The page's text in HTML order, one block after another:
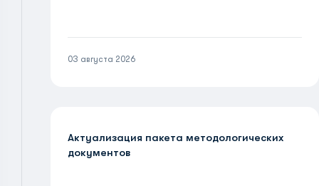
03 августа 2026
Актуализация пакета методологических
документов